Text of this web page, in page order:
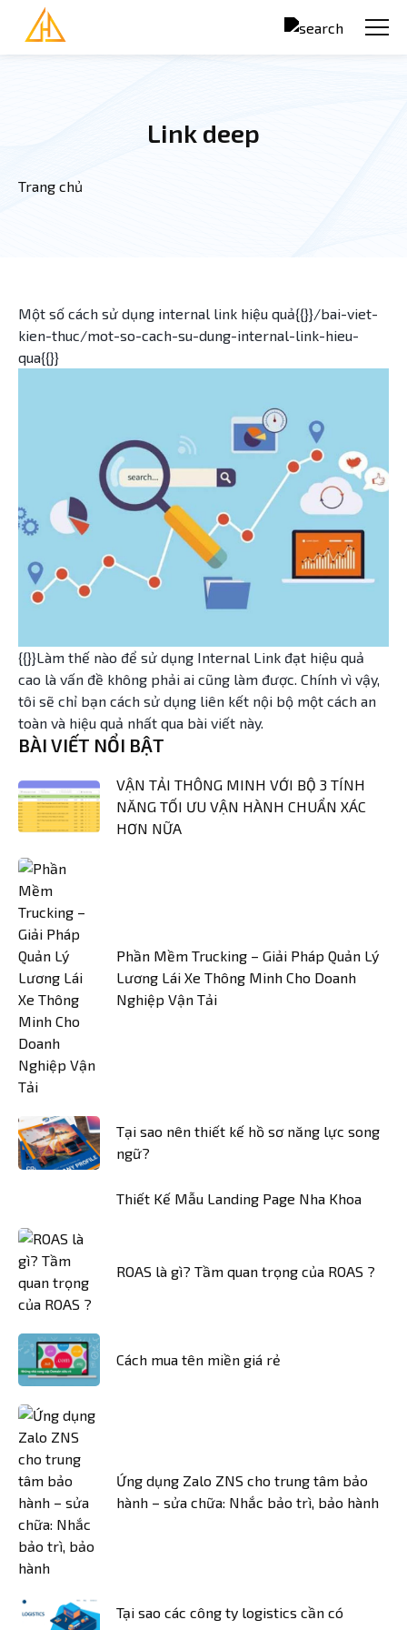
Nhảy đến nội dung
Link deep
Bạn đang ở đây
Trang chủ
Một số cách sử dụng internal link hiệu quả{{}}/bai-viet-
kien-thuc/mot-so-cach-su-dung-internal-link-hieu-
qua{{}}
{{}}Làm thế nào để sử dụng Internal Link đạt hiệu quả
cao là vấn đề không phải ai cũng làm được. Chính vì vậy,
tôi sẽ chỉ bạn cách sử dụng liên kết nội bộ một cách an
toàn và hiệu quả nhất qua bài viết này.
BÀI VIẾT NỔI BẬT
VẬN TẢI THÔNG MINH VỚI BỘ 3 TÍNH
NĂNG TỐI ƯU VẬN HÀNH CHUẨN XÁC
HƠN NỮA
Phần Mềm Trucking – Giải Pháp Quản Lý
Lương Lái Xe Thông Minh Cho Doanh
Nghiệp Vận Tải
Tại sao nên thiết kế hồ sơ năng lực song
ngữ?
Thiết Kế Mẫu Landing Page Nha Khoa
ROAS là gì? Tầm quan trọng của ROAS ?
Cách mua tên miền giá rẻ
Ứng dụng Zalo ZNS cho trung tâm bảo
hành – sửa chữa: Nhắc bảo trì, bảo hành
Tại sao các công ty logistics cần có